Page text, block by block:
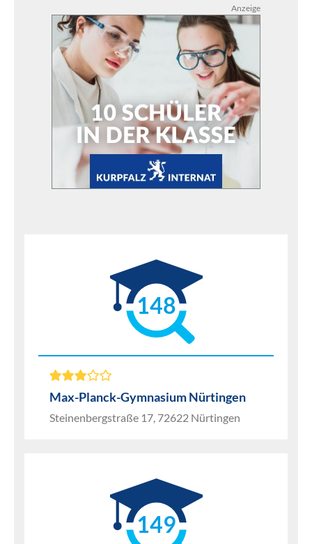
Anzeige
148
Max-Planck-Gymnasium Nürtingen
Steinenbergstraße 17, 72622 Nürtingen
149